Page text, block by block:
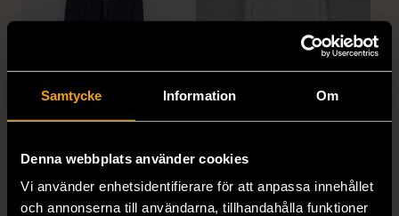
Samtycke Information Om
Denna webbplats använder cookies
Vi använder enhetsidentifierare för att anpassa innehållet
och annonserna till användarna, tillhandahålla funktioner
BY TEESHOPPEN
By TeeShoppen 2-delar
mörkblå kostym
HILDITCH & KEY
Hilditch & Key linneskjorta
med bröstficka